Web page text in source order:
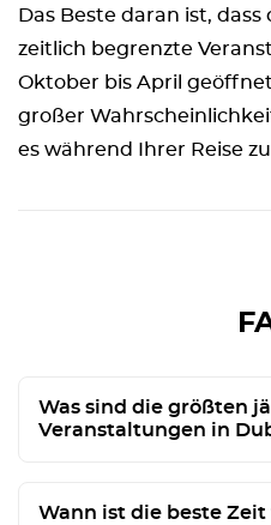
Das Beste daran ist, dass
zeitlich begrenzte
Oktober bis April
großer
es während Ihrer Reise
Was sind die größten
Veranstaltungen in
Wann ist die beste